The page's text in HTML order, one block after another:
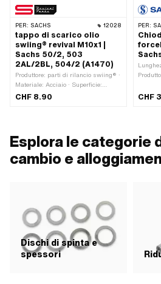
PER: SACHS 12028
tappo di scarico olio
swiing® revival M10x1 |
Sachs 50/2, 503
2AL/2BL, 504/2 (A1470)
Produttore: parti di rilancio swiing® ·
Materiale: Acciaio · Superficie:
brunito · Guida: Esagono esterno ·
A1470 · Sachs OEM no.: 0241 029
CHF 8.90
PER:
OEM
CHF
Esplora le categorie
cambio e
Dischi di spinta e
spessori